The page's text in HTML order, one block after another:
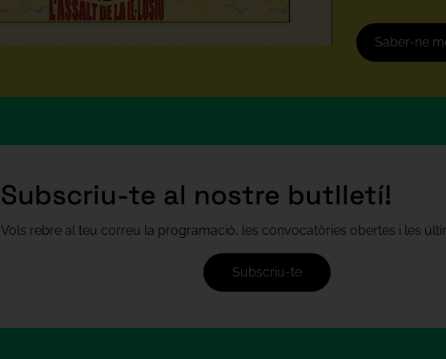
Saber-ne
Subscriu-te al nostre butlletí!
Vols rebre al teu correu la programació, les convocatòries obertes i les
Subscriu-te